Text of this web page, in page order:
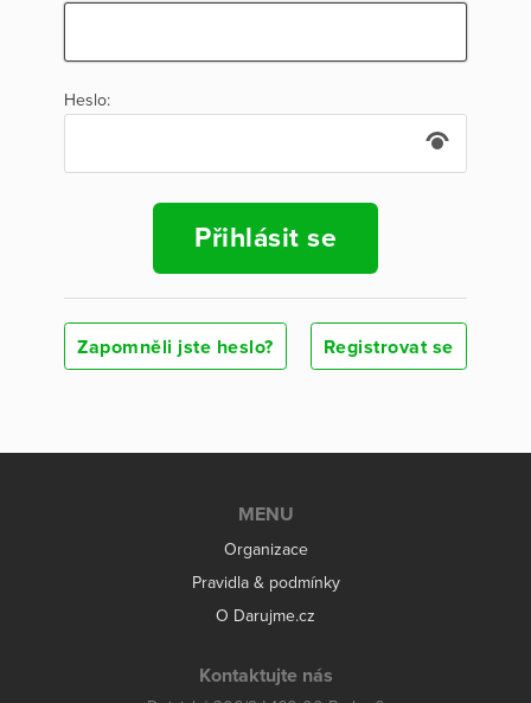
Heslo:
Přihlásit se
Zapomněli jste heslo? Registrovat se
MENU
Organizace
Pravidla & podmínky
O Darujme.cz
Kontaktujte nás